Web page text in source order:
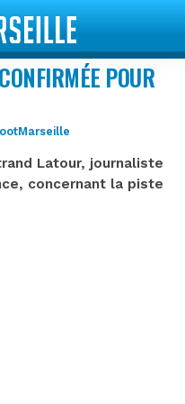
POUR
Latour, journaliste
concernant la piste